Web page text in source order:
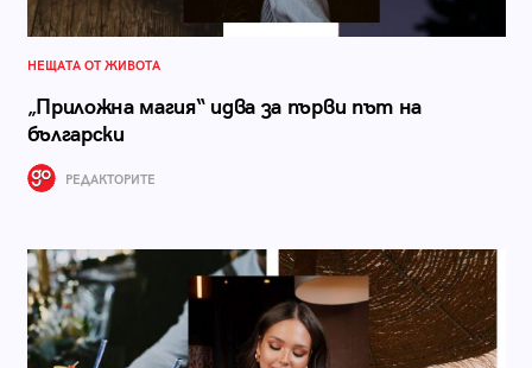
НЕЩАТА ОТ ЖИВОТА
„Приложна магия“ идва за първи път на
български
РЕДАКТОРИТЕ